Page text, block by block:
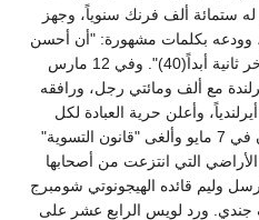
ألف فرنك سنوياً، وجهز
وودعه بكلمات مشهورة: "أن أحسن
ما أرجوه لك إلا يرى الواحد منا الآخر ثانية أبداً(40)". وفي 12 مارس
مع ألف ومائتي رجل، ورافقه
وأعلن حرية العبادة لكل
الرعايا المخلصين. واجتمع البرلمان في 7 مايو وألغى "قانون التسوية"
بإعادة الأراضي التي انتزعت من أصحابها
وأرسل وليم قائده الهيجونوتي شومبرج
جندي. ورد لويس الرابع عشر على